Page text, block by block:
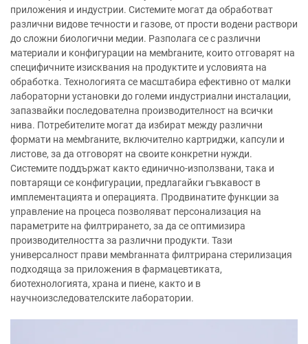
приложения и индустрии. Системите могат да обработват
различни видове течности и газове, от прости водени раствори
до сложни биологични медии. Разполага се с различни
материали и конфигурации на мемbrаните, които отговарят на
специфичните изисквания на продуктите и условията на
обработка. Технологията се масштабира ефективно от малки
лабораторни установки до големи индустриални инсталации,
запазвайки последователна производителност на всички
нива. Потребителите могат да избират между различни
формати на мемbrаните, включително картриджи, капсули и
листове, за да отговорят на своите конкретни нужди.
Системите поддържат както единично-използвани, така и
повтарящи се конфигурации, предлагайки гъвкавост в
имплементацията и операцията. Продвинатите функции за
управление на процеса позволяват персонализация на
параметрите на филтрирането, за да се оптимизира
производителността за различни продукти. Тази
универсалност прави мемbrанната филтрирана стерилизация
подходяща за приложения в фармацевтиката,
биотехнологията, храна и пиене, както и в
научноизследователските лаборатории.